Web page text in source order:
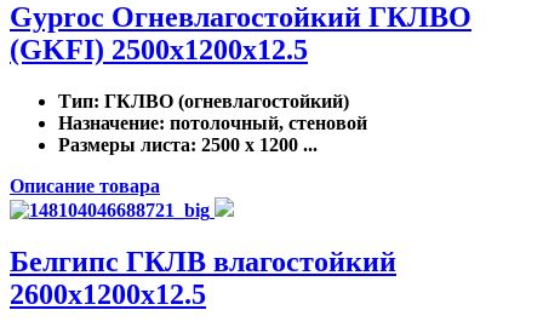
Gyproc Огневлагостойкий ГКЛВО
(GKFI) 2500x1200x12.5
Тип: ГКЛВО (огневлагостойкий)
Назначение: потолочный, стеновой
Размеры листа: 2500 x 1200 ...
Описание товара
Белгипс ГКЛВ влагостойкий
2600х1200х12.5